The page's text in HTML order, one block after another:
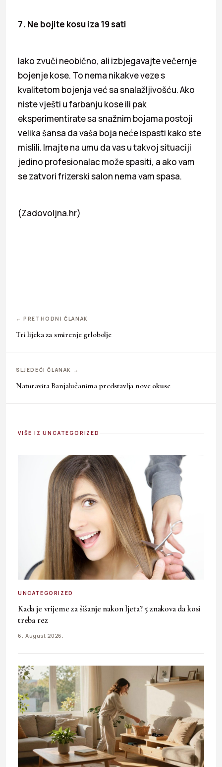
7. Ne bojite kosu iza 19 sati
Iako zvuči neobično, ali izbjegavajte večernje
bojenje kose. To nema nikakve veze s
kvalitetom bojenja već sa snalažljivošću. Ako
niste vješti u farbanju kose ili pak
eksperimentirate sa snažnim bojama postoji
velika šansa da vaša boja neće ispasti kako ste
mislili. Imajte na umu da vas u takvoj situaciji
jedino profesionalac može spasiti, a ako vam
se zatvori frizerski salon nema vam spasa.
(Zadovoljna.hr)
← PRETHODNI ČLANAK
Tri lijeka za smirenje grlobolje
SLJEDEĆI ČLANAK →
Naturavita Banjalučanima predstavlja nove okuse
VIŠE IZ UNCATEGORIZED
UNCATEGORIZED
Kada je vrijeme za šišanje nakon ljeta? 5 znakova da kosi
treba rez
6. August 2026.